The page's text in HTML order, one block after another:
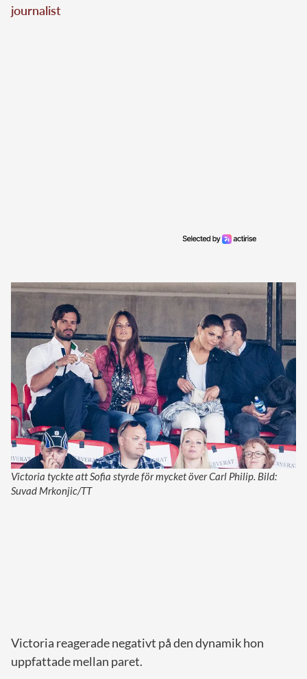
journalist
Victoria tyckte att Sofia styrde för mycket över Carl Philip. Bild:
Suvad Mrkonjic/TT
Victoria reagerade negativt på den dynamik hon
uppfattade mellan paret.